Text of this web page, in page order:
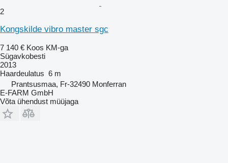
2
Kongskilde vibro master sgc
7 140 € Koos KM-ga
Sügavkobesti
2013
Haardeulatus 6 m
Prantsusmaa, Fr-32490 Monferran
E-FARM GmbH
Võta ühendust müüjaga